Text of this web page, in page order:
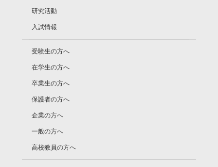
研究活動
入試情報
受験生の方へ
在学生の方へ
卒業生の方へ
保護者の方へ
企業の方へ
一般の方へ
高校教員の方へ